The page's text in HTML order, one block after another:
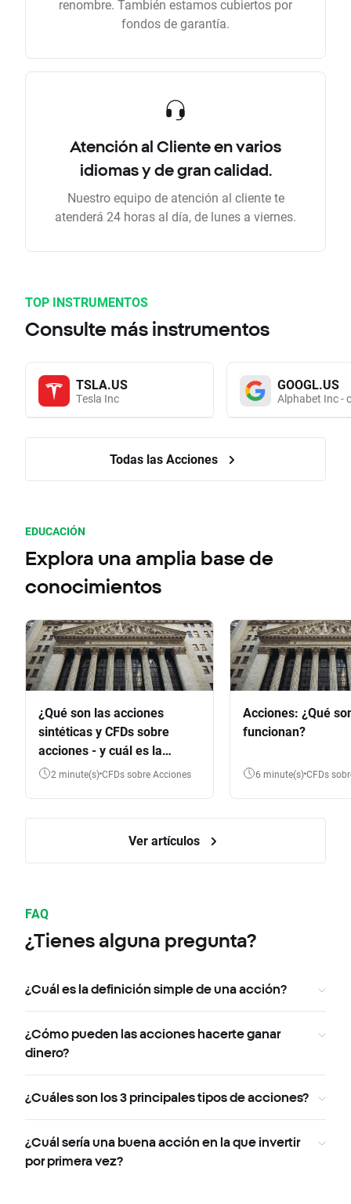
renombre. También estamos cubiertos por
fondos de garantía.
Atención al Cliente en varios
idiomas y de gran calidad.
Nuestro equipo de atención al cliente te
atenderá 24 horas al día, de lunes a viernes.
TOP INSTRUMENTOS
Consulte más instrumentos
TSLA.US
Tesla Inc
GOOGL.US
Alphabet Inc -
Todas las Acciones
EDUCACIÓN
Explora una amplia base de
conocimientos
¿Qué son las acciones
sintéticas y CFDs sobre
acciones - y cuál es la
diferencia?
2 minute(s) CFDs sobre Acciones
Acciones: ¿Qué
funcionan?
6 minute(s) CFDs
Ver artículos
FAQ
¿Tienes alguna pregunta?
¿Cuál es la definición simple de una acción?
¿Cómo pueden las acciones hacerte ganar
dinero?
¿Cuáles son los 3 principales tipos de acciones?
¿Cuál sería una buena acción en la que invertir
por primera vez?